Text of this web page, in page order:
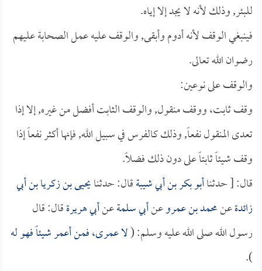
للبئر, وذلك لأنه لا يجد إلا إياه.
فينبغي الوقف لأنه أدوم وأبقى, والوقف عليه عمل الصحابة عليهم
رضوان الله تعالى.
والوقف على نوعين:
وقف ثابت، ووقف منقول, والوقف الثابت أفضل من غيره, إلا إذا
تعدى المنقول نفعاً, وذلك كالفرس في سبيل الله, فإنها أكثر نفعاً إذا
وقف شيئاً ثابتاً على دون ذلك فضلاً.
قال: [ حدثناأبو بكر بن أبي شيبةقال: حدثنايحيى بن زكريا بن أبي
زائدةعنمحمد بن عمروعنأبي سلمةعنأبي هريرةقال: قال
رسول الله صلى الله عليه وسلم: (لا عمرى، فمن أعمر شيئاً فهو له
).